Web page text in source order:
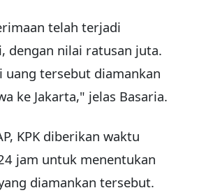
telah terjadi
dengan nilai ratusan juta.
uang tersebut diamankan
ke Jakarta," jelas Basaria.
KPK diberikan waktu
jam untuk menentukan
diamankan tersebut.